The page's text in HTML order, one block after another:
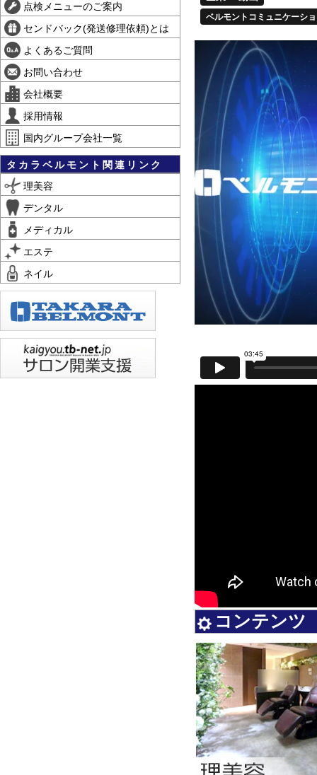
点検メニューのご案内
センドバック(発送修理依頼)とは
よくあるご質問
お問い合わせ
会社概要
採用情報
国内グループ会社一覧
タカラベルモント関連リンク
理美容
デンタル
メディカル
エステ
ネイル
コンテンツ